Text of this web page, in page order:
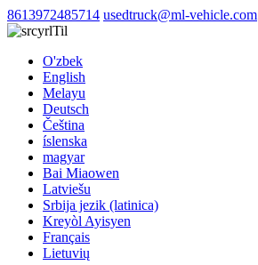
8613972485714 usedtruck@ml-vehicle.com
Til
O'zbek
English
Melayu
Deutsch
Čeština
íslenska
magyar
Bai Miaowen
Latviešu
Srbija jezik (latinica)
Kreyòl Ayisyen
Français
Lietuvių